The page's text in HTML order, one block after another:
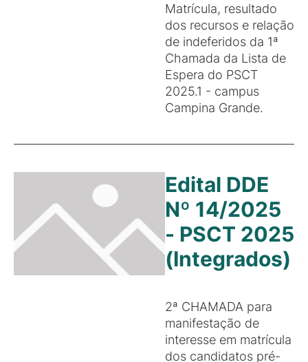
Matrícula, resultado
dos recursos e relação
de indeferidos da 1ª
Chamada da Lista de
Espera do PSCT
2025.1 - campus
Campina Grande.
Edital DDE
Nº 14/2025
- PSCT 2025
(Integrados)
2ª CHAMADA para
manifestação de
interesse em matrícula
dos candidatos pré-